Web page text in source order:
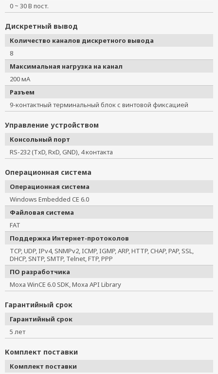
0 ~ 30 В пост.
Дискретный вывод
Количество каналов дискретного вывода
8
Максимальная нагрузка на канал
200 мА
Разъем
9-контактный терминальный блок с винтовой фиксацией
Управление устройством
Консольный порт
RS-232 (TxD, RxD, GND), 4 контакта
Операционная система
Операционная система
Windows Embedded CE 6.0
Файловая система
FAT
Поддержка Интернет-протоколов
TCP, UDP, IPv4, SNMPv2, ICMP, IGMP, ARP, HTTP, CHAP, PAP, SSL,
DHCP, SNTP, SMTP, Telnet, FTP, PPP
ПО разработчика
Moxa WinCE 6.0 SDK, Moxa API Library
Гарантийный срок
Гарантийный срок
5 лет
Комплект поставки
Комплект поставки